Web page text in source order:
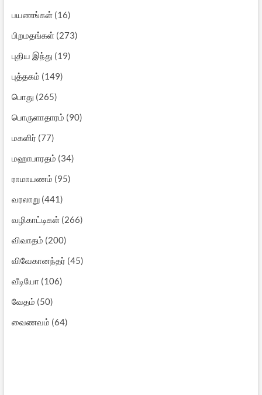
பயணங்கள்(16)
பிறமதங்கள்(273)
புதிய இந்து (19)
புத்தகம் (149)
பொது (265)
பொருளாதாரம் (90)
மகளிர் (77)
மஹாபாரதம் (34)
ராமாயணம் (95)
வரலாறு(441)
வழிகாட்டிகள்(266)
விவாதம் (200)
விவேகானந்தர் (45)
வீடியோ (106)
வேதம் (50)
வைணவம் (64)